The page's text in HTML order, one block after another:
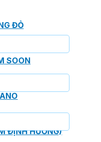
ĐỎ
SOON
ĐỊNH HƯỚNG)